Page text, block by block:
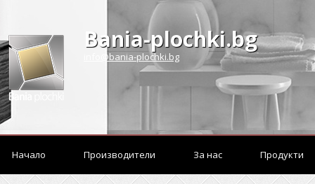
Bania-plochki.bg
info@bania-plochki.bg
Начало Производители За нас Продукти